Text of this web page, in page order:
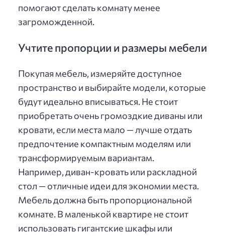
помогают сделать комнату менее
загроможденной.
Учтите пропорции и размеры мебели
Покупая мебель, измеряйте доступное
пространство и выбирайте модели, которые
будут идеально вписываться. Не стоит
приобретать очень громоздкие диваны или
кровати, если места мало — лучше отдать
предпочтение компактным моделям или
трансформируемым вариантам.
Например, диван-кровать или раскладной
стол — отличные идеи для экономии места.
Мебель должна быть пропорциональной
комнате. В маленькой квартире не стоит
использовать гигантские шкафы или